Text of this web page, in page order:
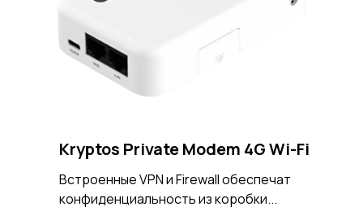
Kryptos Private Modem 4G Wi-Fi
Встроенные VPN и Firewall обеспечат
конфиденциальность из коробки...